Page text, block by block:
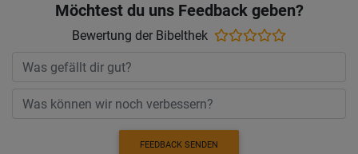
Möchtest du uns Feedback geben?
Bewertung der Bibelthek
FEEDBACK SENDEN